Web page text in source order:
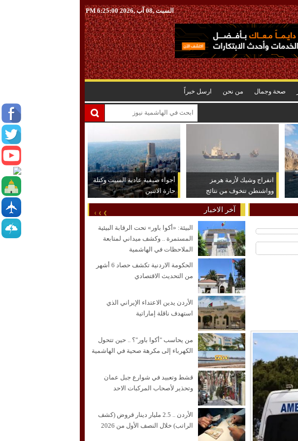
السبت ,08 آب ,2026 6:25:01 PM
صحة وجمال من نحن ارسل خبراً
انفراج وشيك لأزمة هرمز
وواشنطن تتخوف من نتائج
عكسية للتصعيد
أجواء صيفية عادية السبت وكتلة
حارة الاثنين
آخر الاخبار
البيئة: «أكوا باور» تحت الرقابة البيئية
المستمرة .. وكشف ميداني لمتابعة
الملاحظات في الهاشمية
الحكومة الاردنية تكشف حصاد 6 أشهر
من التحديث الاقتصادي
الأردن يدين الاعتداء الإيراني الذي
استهدف ناقلة إماراتية
من يحاسب "أكوا باور"؟ .. حين تتحول
الكهرباء إلى مكرهة صحية في الهاشمية
قشط وتعبيد في شوارع جبل عمان
وتحذير لأصحاب المركبات الاحد
الأردن .. 2.5 مليار دينار قروض (كشف
الراتب) خلال النصف الأول من 2026